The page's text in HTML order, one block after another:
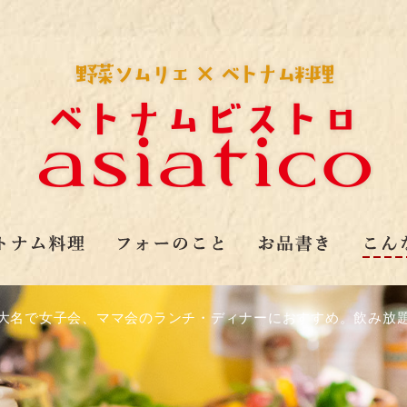
名で女子会、ママ会のランチ・ディナーにおすすめ。飲み放